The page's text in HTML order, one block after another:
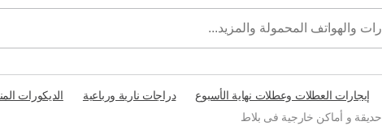
إيجارات العطلات وعطلات نهاية الأسبوع دراجات نارية ورباعية الديكورات
حديقة و أماكن خارجية فى بلاط